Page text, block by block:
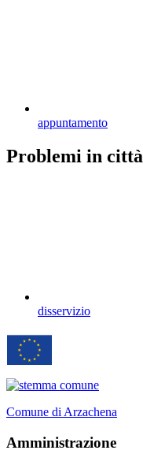
appuntamento
Problemi in città
disservizio
Comune di Arzachena
Amministrazione